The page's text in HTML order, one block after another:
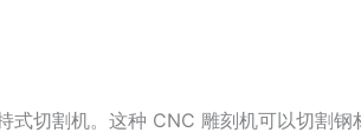
切割机。这种 CNC 雕刻机可以切割钢